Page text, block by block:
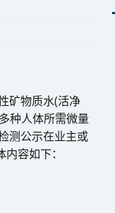
矿物质水(活净
种人体所需微量
测公示在业主或
容如下：